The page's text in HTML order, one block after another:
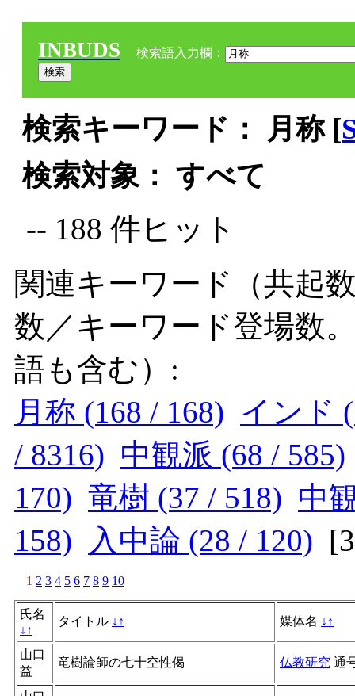
INBUDS 検索語入力欄：
検索キーワード： 月称 [
検索対象： すべて
-- 188 件ヒット
関連キーワード（共起
数／キーワード登場数
語も含む）:
月称 (168 / 168) インド
/ 8316) 中観派 (68 / 585)
170) 竜樹 (37 / 518) 中
158)
入中論 (28 / 120) [
1 2 3 4 5 6 7 8 9 10
氏名
↓ ↑
タイトル ↓ ↑ 媒体名 ↓ ↑
山口
益
竜樹論師の七十空性偈 仏教研究 通